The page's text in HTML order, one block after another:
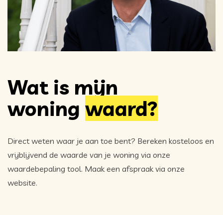
Wat is mijn
woning waard?
Direct weten waar je aan toe bent? Bereken kosteloos en
vrijblijvend de waarde van je woning via onze
waardebepaling tool. Maak een afspraak via onze
website.